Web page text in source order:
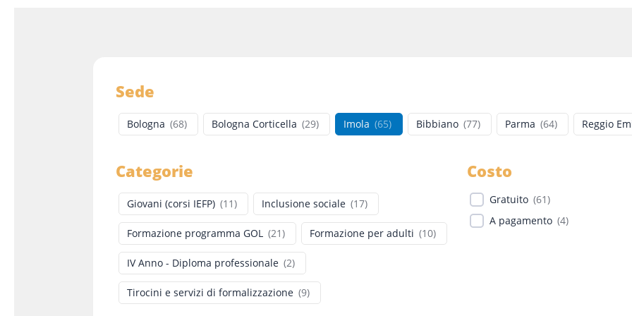
Sede
Bologna (68) Bologna Corticella (29) Imola (65) Bibbiano (77) Parma (64) Reggio
Categorie
Giovani (corsi IEFP) (11) Inclusione sociale (17)
Formazione programma GOL (21) Formazione per adulti (10)
IV Anno - Diploma professionale (2)
Tirocini e servizi di formalizzazione (9)
Costo
Gratuito (61)
A pagamento (4)